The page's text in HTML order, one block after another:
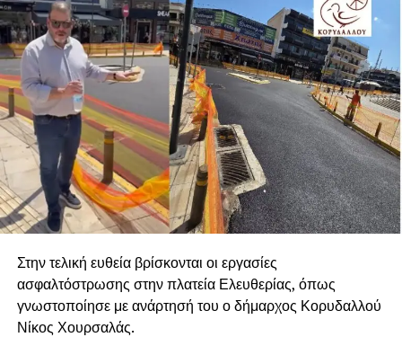
Στην τελική ευθεία βρίσκονται οι εργασίες
ασφαλτόστρωσης στην πλατεία Ελευθερίας, όπως
γνωστοποίησε με ανάρτησή του ο δήμαρχος Κορυδαλλού
Νίκος Χουρσαλάς.